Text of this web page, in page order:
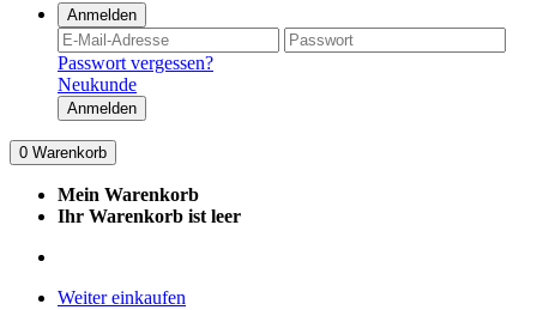
Anmelden
Passwort vergessen?
Neukunde
Anmelden
0 Warenkorb
Mein Warenkorb
Ihr Warenkorb ist leer
Weiter einkaufen